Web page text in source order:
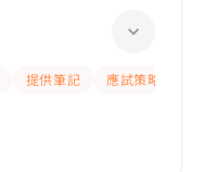
提供筆記 應試策略